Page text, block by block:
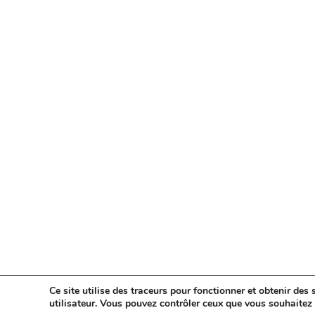
Ce site utilise des traceurs pour fonctionner et obtenir
utilisateur. Vous pouvez contrôler ceux que vous